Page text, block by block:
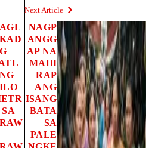
SA
Next Article
NAGP
ANGG
AP NA
MAHI
RAP
ANG
ISANG
BATA
SA
PALE